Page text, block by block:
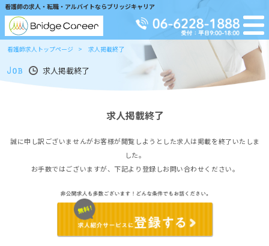
看護師の求人・転職・アルバイトならブリッジキャリア
看護師求人トップページ 求人掲載終了
求人掲載終了
求人掲載終了
誠に申し訳ございませんがお客様が閲覧しようとした求人は掲載を終了いたしま
した。
お手数ではございますが、下記より登録しお問い合わせください。